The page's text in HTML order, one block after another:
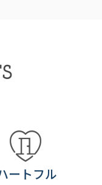
ートフル